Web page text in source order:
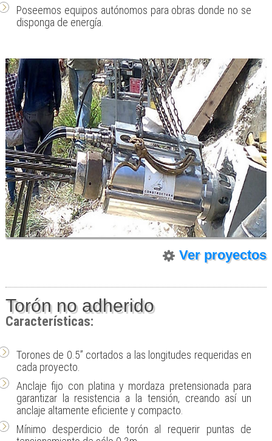
Poseemos equipos autónomos para obras donde no se
disponga de energía.
Ver proyectos
Torón no adherido
Características:
Torones de 0.5” cortados a las longitudes requeridas en
cada proyecto.
Anclaje fijo con platina y mordaza pretensionada para
garantizar la resistencia a la tensión, creando así un
anclaje altamente eficiente y compacto.
Mínimo desperdicio de torón al requerir puntas de